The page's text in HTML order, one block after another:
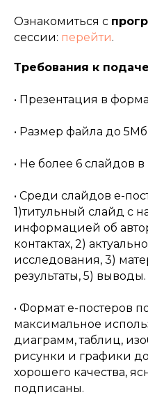
Ознакомиться с
сессии: перейти.
Требования к
• Презентация в
• Размер файла до 5Мб
• Не более 6 слайдов
• Среди слайдов е-
1)титульный слайд с
информацией об
контактах, 2)
исследования, 3)
результаты, 5) выводы.
• Формат е-постеров
максимальное
диаграмм, таблиц,
рисунки и графики
хорошего качества,
подписаны.